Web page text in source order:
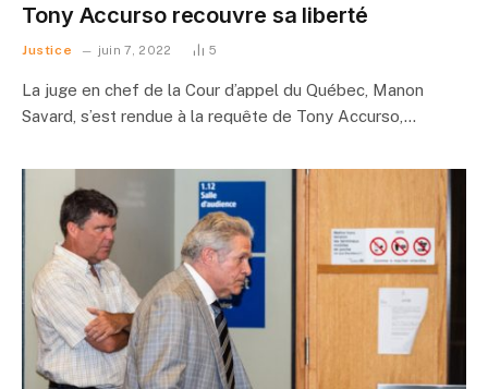
Tony Accurso recouvre sa liberté
Justice juin 7, 2022 5
La juge en chef de la Cour d’appel du Québec, Manon
Savard, s’est rendue à la requête de Tony Accurso,…